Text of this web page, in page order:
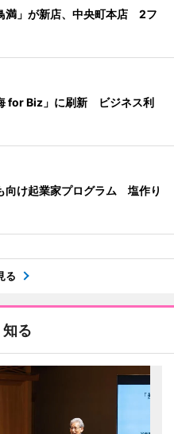
満」が新店、中央町本店 2フ
for Biz」に刷新 ビジネス利
向け起業家プログラム 塩作り
る
る